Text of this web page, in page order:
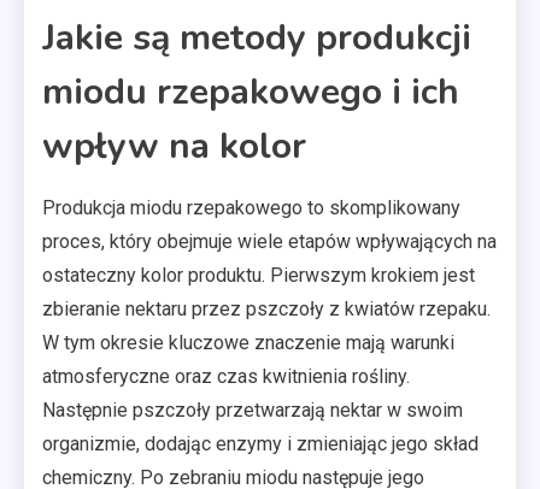
Jakie są metody produkcji
miodu rzepakowego i ich
wpływ na kolor
Produkcja miodu rzepakowego to skomplikowany
proces, który obejmuje wiele etapów wpływających na
ostateczny kolor produktu. Pierwszym krokiem jest
zbieranie nektaru przez pszczoły z kwiatów rzepaku.
W tym okresie kluczowe znaczenie mają warunki
atmosferyczne oraz czas kwitnienia rośliny.
Następnie pszczoły przetwarzają nektar w swoim
organizmie, dodając enzymy i zmieniając jego skład
chemiczny. Po zebraniu miodu następuje jego